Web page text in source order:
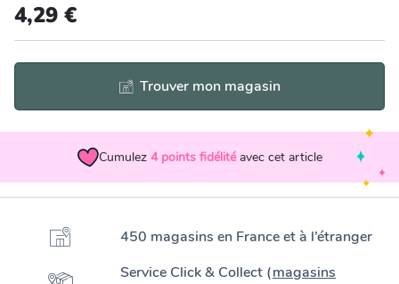
4,29 €
Trouver mon magasin
Cumulez 4 points fidélité avec cet article
450 magasins en France et à l’étranger
Service Click & Collect (magasins